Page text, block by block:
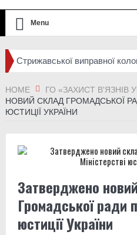
Menu
Стрижавської виправної
HOME ГО «ЗАХИСТ В'ЯЗНІВ
НОВИЙ СКЛАД ГРОМАДСЬКОЇ
ЮСТИЦІЇ УКРАЇНИ
Затверджено
Громадської ради
юстиції України